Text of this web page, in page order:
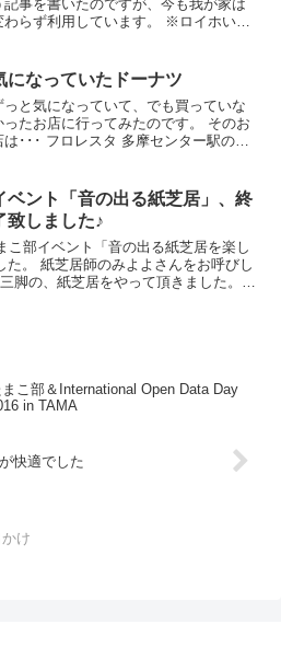
記事を書いたのですが、今も我が家は
わらず利用しています。 ※ロイホいい
だいぶ色々なもの、大人と同じような
のを食べられるよう...
になっていたドーナツ
っと気になっていて、でも買っていな
ったお店に行ってみたのです。 そのお
は･･･ フロレスタ 多摩センター駅の小
なんて書かれていると、 女...
ベント「音の出る紙芝居」、終
致しました♪
こ部イベント「音の出る紙芝居を楽し
た。 紙芝居師のみよよさんをお呼びし
脚の、紙芝居をやって頂きました。
まこ部＆International Open Data Day
in TAMA
快適でした
け